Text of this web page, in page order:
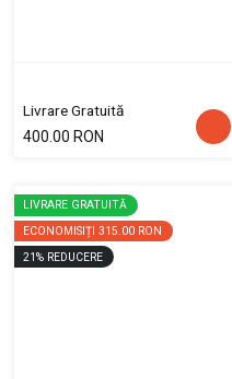
Livrare Gratuită
400.00 RON
LIVRARE GRATUITĂ
ECONOMISIȚI 315.00 RON
21% REDUCERE